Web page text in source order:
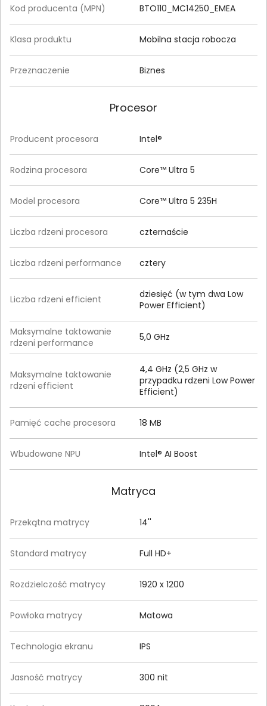
Kod producenta (MPN) BTO110_MC14250_EMEA
Klasa produktu Mobilna stacja robocza
Przeznaczenie Biznes
Procesor
Producent procesora Intel®
Rodzina procesora Core™ Ultra 5
Model procesora Core™ Ultra 5 235H
Liczba rdzeni procesora czternaście
Liczba rdzeni performance cztery
Liczba rdzeni efficient
dziesięć (w tym dwa Low
Power Efficient)
Maksymalne taktowanie
rdzeni performance
5,0 GHz
Maksymalne taktowanie
rdzeni efficient
4,4 GHz (2,5 GHz w
przypadku rdzeni Low Power
Efficient)
Pamięć cache procesora 18 MB
Wbudowane NPU Intel® AI Boost
Matryca
Przekątna matrycy 14''
Standard matrycy Full HD+
Rozdzielczość matrycy 1920 x 1200
Powłoka matrycy Matowa
Technologia ekranu IPS
Jasność matrycy 300 nit